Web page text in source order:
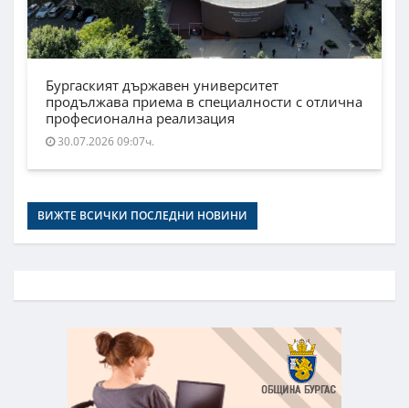
Бургаският държавен университет
продължава приема в специалности с отлична
професионална реализация
30.07.2026 09:07ч.
ВИЖТЕ ВСИЧКИ ПОСЛЕДНИ НОВИНИ